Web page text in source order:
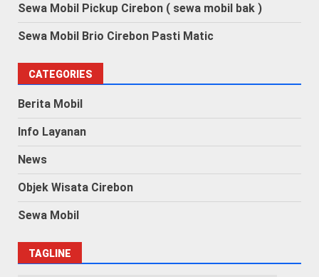
Sewa Mobil Pickup Cirebon ( sewa mobil bak )
Sewa Mobil Brio Cirebon Pasti Matic
CATEGORIES
Berita Mobil
Info Layanan
News
Objek Wisata Cirebon
Sewa Mobil
TAGLINE